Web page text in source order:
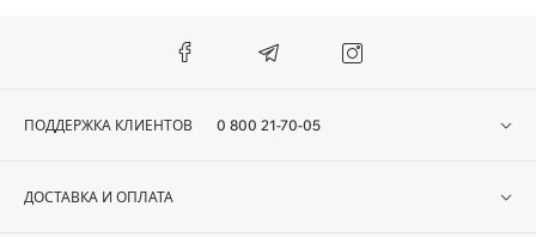
ПОДДЕРЖКА КЛИЕНТОВ 0 800 21-70-05
ДОСТАВКА И ОПЛАТА